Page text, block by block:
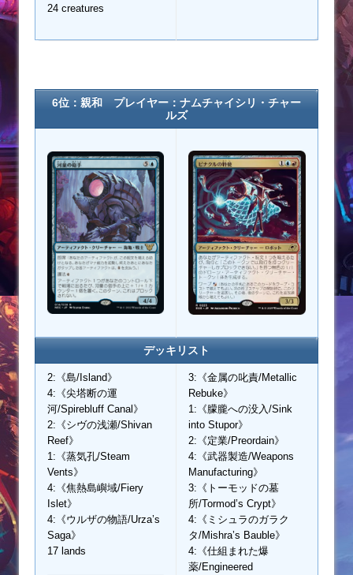
24 creatures
6位：親和 プレイヤー：ナムチャイシリ・チャー
ルズ
デッキリスト
2:《島/Island》
4:《尖塔断の運
河/Spirebluff Canal》
2:《シヴの浅瀬/Shivan
Reef》
1:《蒸気孔/Steam
Vents》
4:《焦熱島嶼域/Fiery
Islet》
4:《ウルザの物語/Urza’s
Saga》
17 lands
3:《金属の叱責/Metallic
Rebuke》
1:《朦朧への没入/Sink
into Stupor》
2:《定業/Preordain》
4:《武器製造/Weapons
Manufacturing》
3:《トーモッドの墓
所/Tormod’s Crypt》
4:《ミシュラのガラク
タ/Mishra’s Bauble》
4:《仕組まれた爆
薬/Engineered